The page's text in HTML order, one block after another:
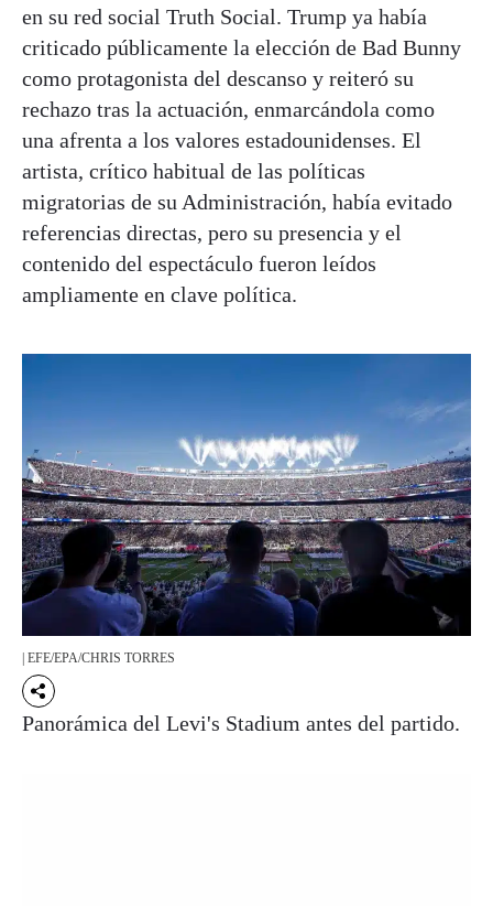
en su red social Truth Social. Trump ya había
criticado públicamente la elección de Bad Bunny
como protagonista del descanso y reiteró su
rechazo tras la actuación, enmarcándola como
una afrenta a los valores estadounidenses. El
artista, crítico habitual de las políticas
migratorias de su Administración, había evitado
referencias directas, pero su presencia y el
contenido del espectáculo fueron leídos
ampliamente en clave política.
| EFE/EPA/CHRIS TORRES
Panorámica del Levi's Stadium antes del partido.